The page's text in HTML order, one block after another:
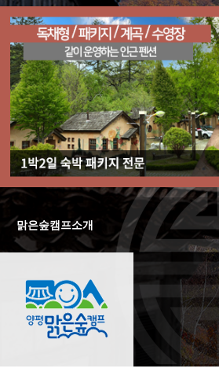
맑은숲캠프소개 |